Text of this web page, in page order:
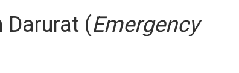
Darurat (Emergency